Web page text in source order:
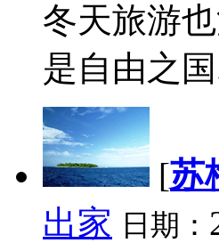
冬天旅游
是自由之
[苏
出家 日期：